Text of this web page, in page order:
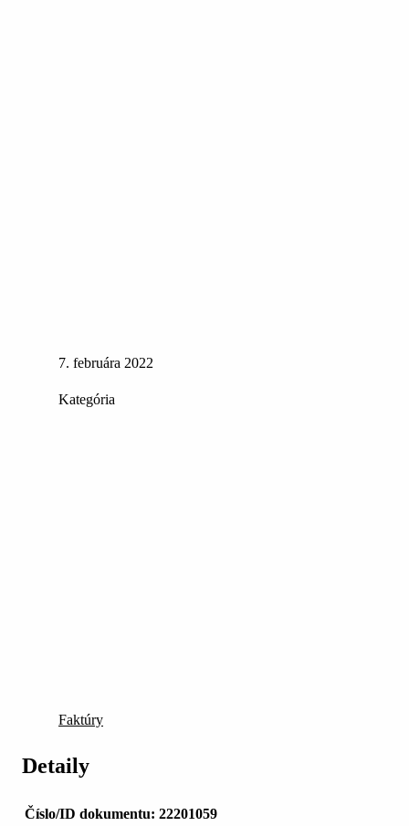
7. februára 2022
Kategória
Faktúry
Detaily
Číslo/ID dokumentu: 22201059